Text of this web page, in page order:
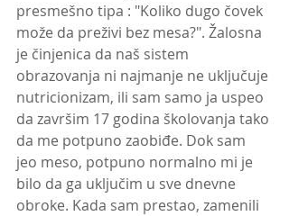
presmešno tipa : "Koliko dugo čovek
može da preživi bez mesa?". Žalosna
je činjenica da naš sistem
obrazovanja ni najmanje ne uključuje
nutricionizam, ili sam samo ja uspeo
da završim 17 godina školovanja tako
da me potpuno zaobiđe. Dok sam
jeo meso, potpuno normalno mi je
bilo da ga uključim u sve dnevne
obroke. Kada sam prestao, zamenili